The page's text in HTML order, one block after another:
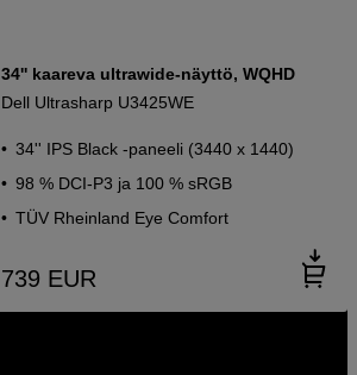
34'' kaareva ultrawide-näyttö, WQHD
Dell Ultrasharp U3425WE
34'' IPS Black -paneeli (3440 x 1440)
98 % DCI-P3 ja 100 % sRGB
TÜV Rheinland Eye Comfort
739 EUR